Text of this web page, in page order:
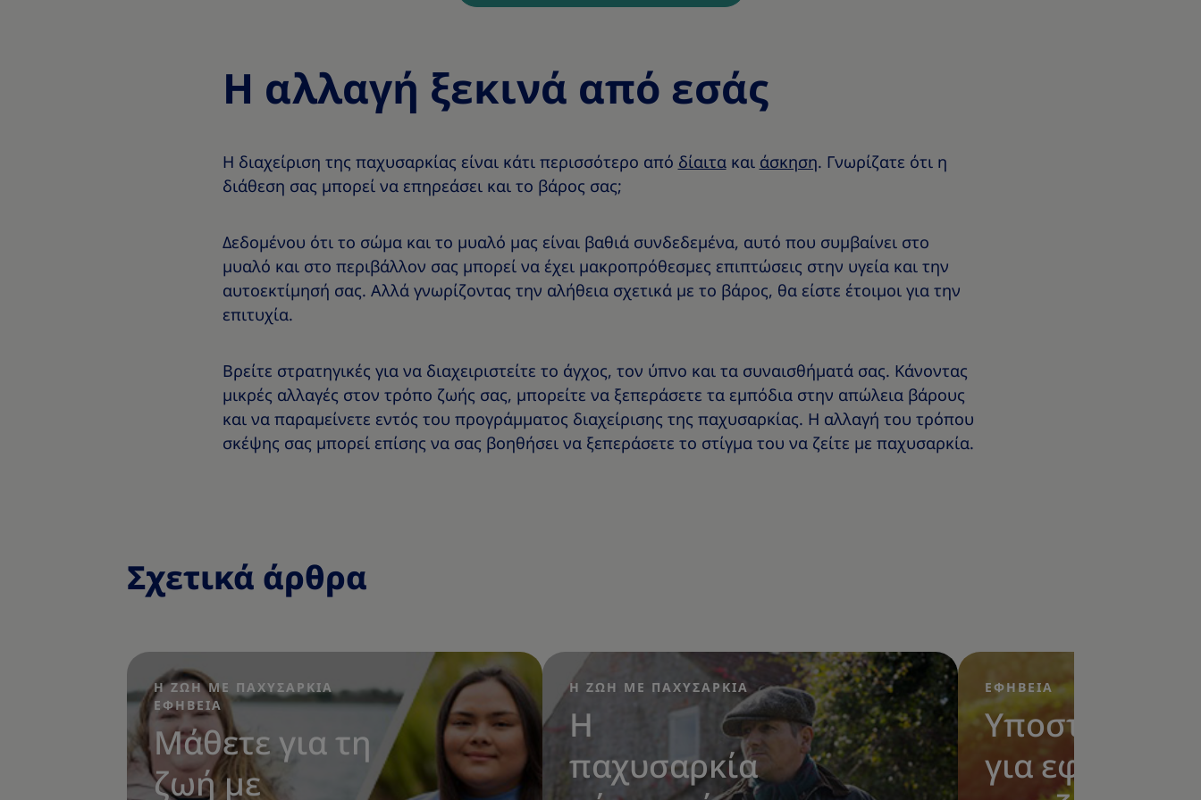
Η αλλαγή ξεκινά από εσάς
Η διαχείριση της παχυσαρκίας είναι κάτι περισσότερο από δίαιτακαι άσκηση. Γνωρίζατε ότι η
διάθεση σας μπορεί να επηρεάσει και το βάρος σας;
Δεδομένου ότι το σώμα και το μυαλό μας είναι βαθιά συνδεδεμένα, αυτό που συμβαίνει στο
μυαλό και στο περιβάλλον σας μπορεί να έχει μακροπρόθεσμες επιπτώσεις στην υγεία και την
αυτοεκτίμησή σας. Αλλά γνωρίζοντας την αλήθεια σχετικά με το βάρος, θα είστε έτοιμοι για την
επιτυχία.
Βρείτε στρατηγικές για να διαχειριστείτε το άγχος, τον ύπνο και τα συναισθήματά σας. Κάνοντας
μικρές αλλαγές στον τρόπο ζωής σας, μπορείτε να ξεπεράσετε τα εμπόδια στην απώλεια βάρους
και να παραμείνετε εντός του προγράμματος διαχείρισης της παχυσαρκίας. Η αλλαγή του τρόπου
σκέψης σας μπορεί επίσης να σας βοηθήσει να ξεπεράσετε το στίγμα του να ζείτε με παχυσαρκία.
Σχετικά άρθρα
Η ΖΩΗ ΜΕ ΠΑΧΥΣΑΡΚΙΑ
ΕΦΗΒΕΙΑ |
Μάθετε για τη
ζωή με
Η ΖΩΗ ΜΕ ΠΑΧΥΣΑΡΚΙΑ |
Η
παχυσαρκία
ΕΦΗΒΕΙΑ |
Υποστήριξη
για εφήβους